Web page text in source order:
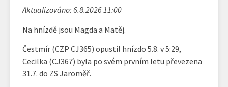
Aktualizováno: 6.8.2026 11:00
Na hnízdě jsou Magda a Matěj.
Čestmír (CZP CJ365) opustil hnízdo 5.8. v 5:29,
Cecilka (CJ367) byla po svém prvním letu převezena
31.7. do ZS Jaroměř.